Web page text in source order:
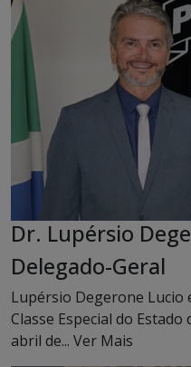
Dr. Lupérsio
Delegado-Geral
Lupérsio Degerone Lucio
Classe Especial do
abril de... Ver Mais